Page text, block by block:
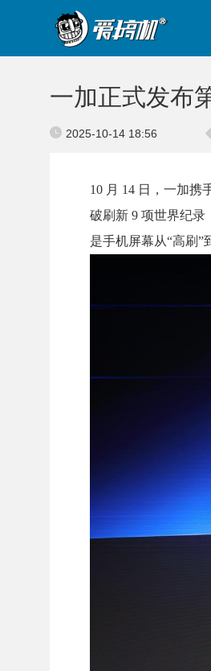
一加正式发布
2025-10-14 18:56
10 月 14 日，一加携
破刷新 9 项世界纪
是手机屏幕从“高刷”